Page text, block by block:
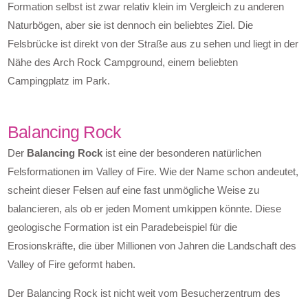
Formation selbst ist zwar relativ klein im Vergleich zu anderen
Naturbögen, aber sie ist dennoch ein beliebtes Ziel. Die
Felsbrücke ist direkt von der Straße aus zu sehen und liegt in der
Nähe des Arch Rock Campground, einem beliebten
Campingplatz im Park.
Balancing Rock
Der Balancing Rock ist eine der besonderen natürlichen
Felsformationen im Valley of Fire. Wie der Name schon andeutet,
scheint dieser Felsen auf eine fast unmögliche Weise zu
balancieren, als ob er jeden Moment umkippen könnte. Diese
geologische Formation ist ein Paradebeispiel für die
Erosionskräfte, die über Millionen von Jahren die Landschaft des
Valley of Fire geformt haben.
Der Balancing Rock ist nicht weit vom Besucherzentrum des